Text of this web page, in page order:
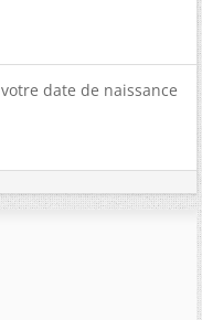
date de naissance